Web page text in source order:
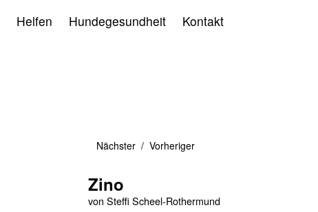
Helfen Hundegesundheit Kontakt
Vorheriger
Nächster
Zino
von Steffi Scheel-Rothermund